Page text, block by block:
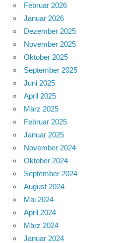
Februar 2026
Januar 2026
Dezember 2025
November 2025
Oktober 2025
September 2025
Juni 2025
April 2025
März 2025
Februar 2025
Januar 2025
November 2024
Oktober 2024
September 2024
August 2024
Mai 2024
April 2024
März 2024
Januar 2024